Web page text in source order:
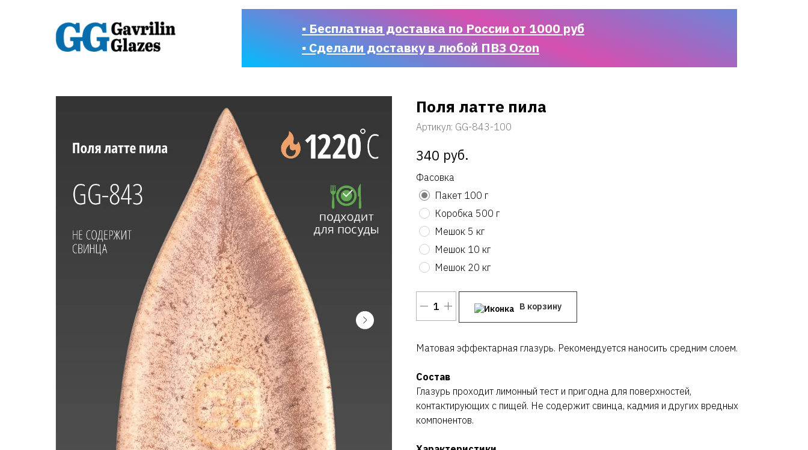
▪ Бесплатная доставка по России от 1000 руб
▪ Сделали доставку в любой ПВЗ Ozon
Поля латте пила
Артикул: GG-843-100
340 руб.
Фасовка
Пакет 100 г
Коробка 500 г
Мешок 5 кг
Мешок 10 кг
Мешок 20 кг
В корзину
Матовая эффектарная глазурь. Рекомендуется наносить средним слоем.
Состав
Глазурь проходит лимонный тест и пригодна для поверхностей,
контактирующих с пищей. Не содержит свинца, кадмия и других вредных
компонентов.